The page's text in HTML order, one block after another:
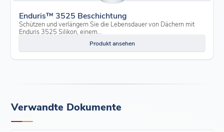
Enduris™ 3525 Beschichtung
Schützen und verlängern Sie die Lebensdauer von Dächern mit
Enduris 3525 Silikon, einem...
Produkt ansehen
Verwandte Dokumente